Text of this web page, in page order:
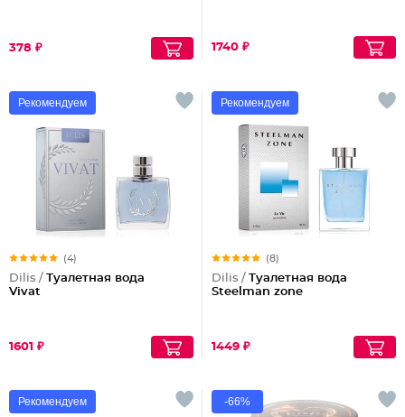
378 ₽ 1740 ₽
Рекомендуем
(4)
Dilis / Туалетная вода
Vivat
1601 ₽
Рекомендуем
(8)
Dilis / Туалетная вода
Steelman zone
1449 ₽
Рекомендуем -66%